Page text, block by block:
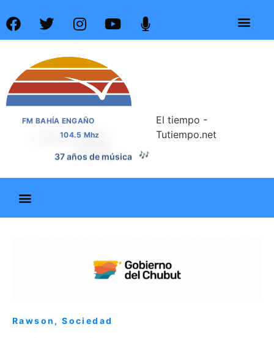
FM BAHÍA ENGAÑO
104.5 Mhz
37 años de música 🎶
El tiempo -
Tutiempo.net
Rawson ,Sociedad